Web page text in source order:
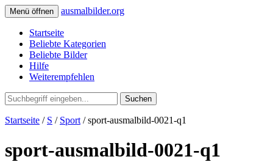
Menü öffnen ausmalbilder.org
Startseite
Beliebte Kategorien
Beliebte Bilder
Hilfe
Weiterempfehlen
Suchen
Startseite / S / Sport / sport-ausmalbild-0021-q1
sport-ausmalbild-0021-q1